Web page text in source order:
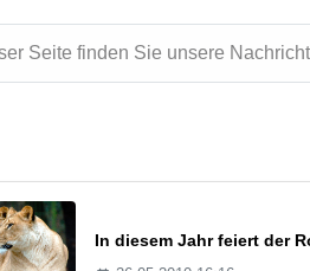
Seite finden Sie unsere
In diesem Jahr feiert der